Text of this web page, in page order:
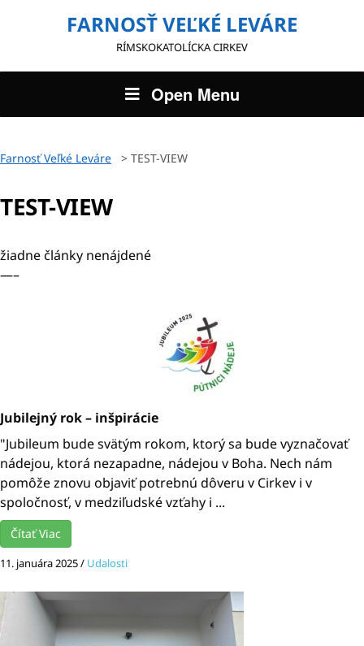
FARNOSŤ VEĽKÉ LEVÁRE
RÍMSKOKATOLÍCKA CIRKEV
Open Menu
Farnosť Veľké Leváre > TEST-VIEW
TEST-VIEW
žiadne články nenájdené
—–
Jubilejný rok – inšpirácie
"Jubileum bude svätým rokom, ktorý sa bude vyznačovať
nádejou, ktorá nezapadne, nádejou v Boha. Nech nám
pomôže znovu objaviť potrebnú dôveru v Cirkev i v
spoločnosť, v medziľudské vzťahy i ...
Čítať Viac
11. januára 2025/ Udalosti